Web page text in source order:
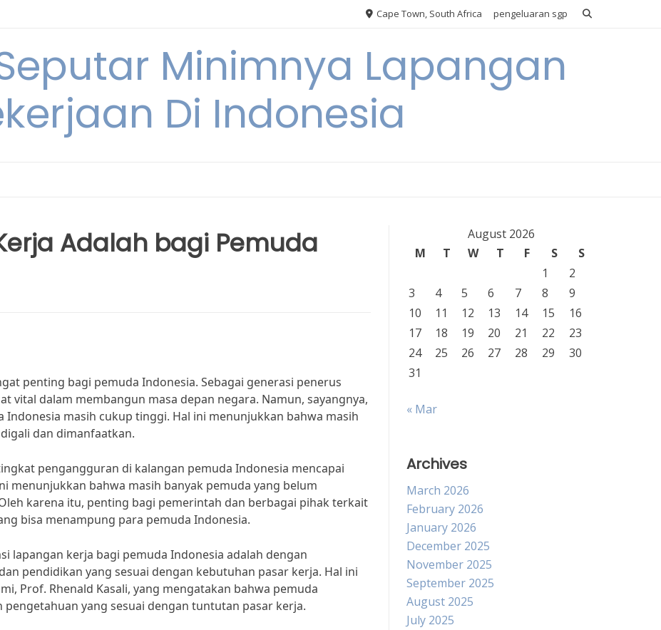
Cape Town, South Africa pengeluaran sgp
Minimnya Lapangan
Di Indonesia
Adalah bagi Pemuda
penting bagi pemuda Indonesia. Sebagai generasi penerus
vital dalam membangun masa depan negara. Namun, sayangnya,
masih cukup tinggi. Hal ini menunjukkan bahwa masih
dan dimanfaatkan.
pengangguran di kalangan pemuda Indonesia mencapai
menunjukkan bahwa masih banyak pemuda yang belum
karena itu, penting bagi pemerintah dan berbagai pihak terkait
bisa menampung para pemuda Indonesia.
lapangan kerja bagi pemuda Indonesia adalah dengan
pendidikan yang sesuai dengan kebutuhan pasar kerja. Hal ini
Prof. Rhenald Kasali, yang mengatakan bahwa pemuda
yang sesuai dengan tuntutan pasar kerja.
August 2026
M
T W T F S
S
1
2
3
4 5 6 7 8
9
10
11 12 13 14 15
16
17
18 19 20 21 22
23
24
25 26 27 28 29
30
31
« Mar
Archives
March 2026
February 2026
January 2026
December 2025
November 2025
September 2025
August 2025
July 2025